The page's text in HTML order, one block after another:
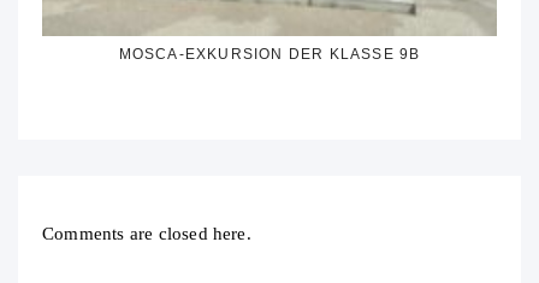
MOSCA-EXKURSION DER KLASSE 9B
Comments are closed here.